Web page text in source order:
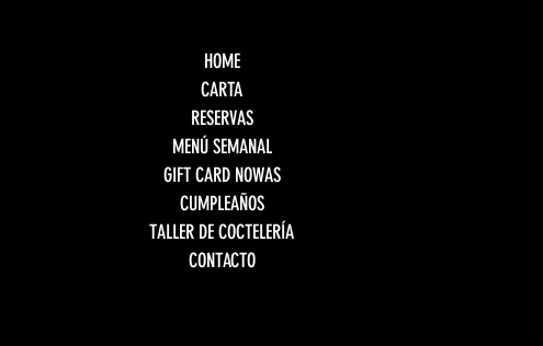
HOME
CARTA
RESERVAS
MENÚ SEMANAL
GIFT CARD NOWAS
CUMPLEAÑOS
TALLER DE COCTELERÍA
CONTACTO